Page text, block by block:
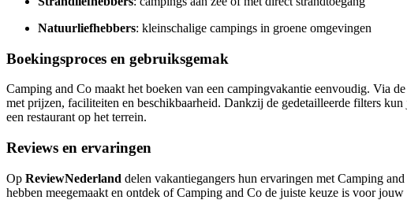
Natuurliefhebbers: kleinschalige campings in groene omgevingen
Boekingsproces en gebruiksgemak
Camping and Co maakt het boeken van een campingvakantie eenvoudig. Via
met prijzen, faciliteiten en beschikbaarheid. Dankzij de gedetailleerde filters
een restaurant op het terrein.
Reviews en ervaringen
Op ReviewNederland delen vakantiegangers hun ervaringen met Camping
hebben meegemaakt en ontdek of Camping and Co de juiste keuze is voor